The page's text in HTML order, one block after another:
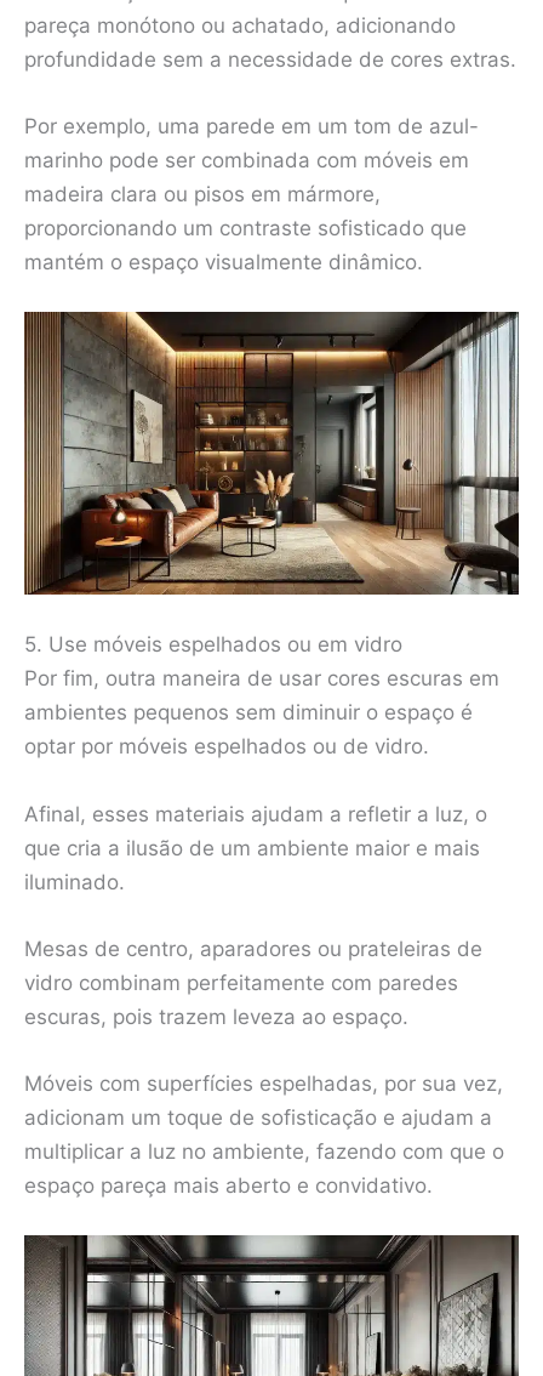
pareça monótono ou achatado, adicionando
profundidade sem a necessidade de cores extras.
Por exemplo, uma parede em um tom de azul-
marinho pode ser combinada com móveis em
madeira clara ou pisos em mármore,
proporcionando um contraste sofisticado que
mantém o espaço visualmente dinâmico.
5. Use móveis espelhados ou em vidro
Por fim, outra maneira de usar cores escuras em
ambientes pequenos sem diminuir o espaço é
optar por móveis espelhados ou de vidro.
Afinal, esses materiais ajudam a refletir a luz, o
que cria a ilusão de um ambiente maior e mais
iluminado.
Mesas de centro, aparadores ou prateleiras de
vidro combinam perfeitamente com paredes
escuras, pois trazem leveza ao espaço.
Móveis com superfícies espelhadas, por sua vez,
adicionam um toque de sofisticação e ajudam a
multiplicar a luz no ambiente, fazendo com que o
espaço pareça mais aberto e convidativo.